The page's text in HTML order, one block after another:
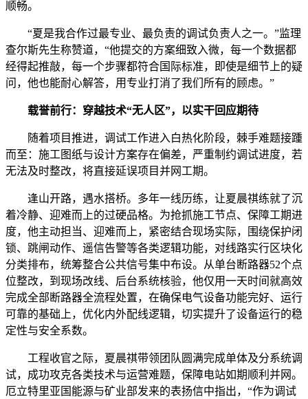
顺畅。
“夏是我合作过最专业、最负责的调试负责人之一。”监理
查尔斯先生称赞道，“他提交的方案细致入微，每一个数据都
经得起推敲，每一个步骤都符合国际标准，即使是细节上的疑
问，他也能耐心解答，用专业打消了我们所有的顾虑。”
载誉前行：穿越技术“无人区”，以实干回应期待
随着项目推进，调试工作进入白热化阶段，棘手难题接踵
而至：施工图纸与设计方案存在偏差，严重制约调试进度，若
无法及时整改，将直接延误项目并网工期。
逢山开路，遇水搭桥。多年一线历练，让夏晨祺练就了沉
着冷静、迎难而上的过硬品格。为抢抓施工节点、保障工期进
度，他主动担当、迎难而上，紧密结合现场实际，围绕保护闭
锁、跳闸动作、遥信告警等各类逻辑功能，对线路实行区块化
分类排布，统筹整合公共信号集中布设。从单台断路器52个点
位整改，到现场改线、后台系统核验，他仅用一天时间就高效
完成全部断路器全流程处置，在确保电气设备功能完好、运行
可靠的基础上，优化内外配线逻辑，切实提升了设备运行的稳
定性与安全系数。
工程收官之际，夏晨祺带领团队圆满完成单体及分系统调
试，成功攻克各类技术与运营难题，保障电站如期顺利并网。
厄立特里亚国能源与矿业部发来的表扬信中指出，“作为调试